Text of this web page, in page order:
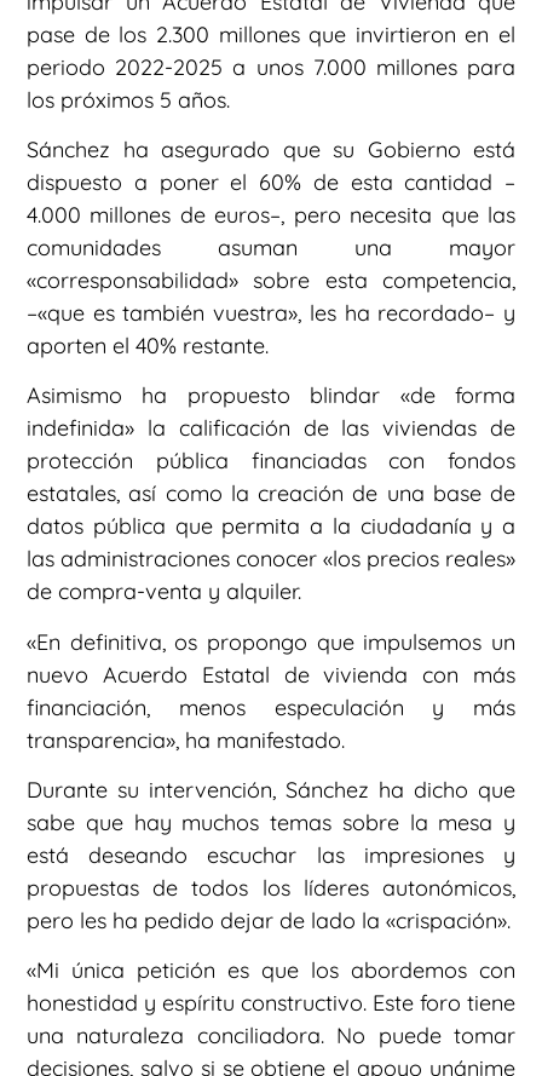
pase de los 2.300 millones que invirtieron en el
periodo 2022-2025 a unos 7.000 millones para
los próximos 5 años.
Sánchez ha asegurado que su Gobierno está
dispuesto a poner el 60% de esta cantidad –
4.000 millones de euros–, pero necesita que las
comunidades asuman una mayor
«corresponsabilidad» sobre esta competencia,
–«que es también vuestra», les ha recordado– y
aporten el 40% restante.
Asimismo ha propuesto blindar «de forma
indefinida» la calificación de las viviendas de
protección pública financiadas con fondos
estatales, así como la creación de una base de
datos pública que permita a la ciudadanía y a
las administraciones conocer «los precios reales»
de compra-venta y alquiler.
«En definitiva, os propongo que impulsemos un
nuevo Acuerdo Estatal de vivienda con más
financiación, menos especulación y más
transparencia», ha manifestado.
Durante su intervención, Sánchez ha dicho que
sabe que hay muchos temas sobre la mesa y
está deseando escuchar las impresiones y
propuestas de todos los líderes autonómicos,
pero les ha pedido dejar de lado la «crispación».
«Mi única petición es que los abordemos con
honestidad y espíritu constructivo. Este foro tiene
una naturaleza conciliadora. No puede tomar
decisiones, salvo si se obtiene el apoyo unánime